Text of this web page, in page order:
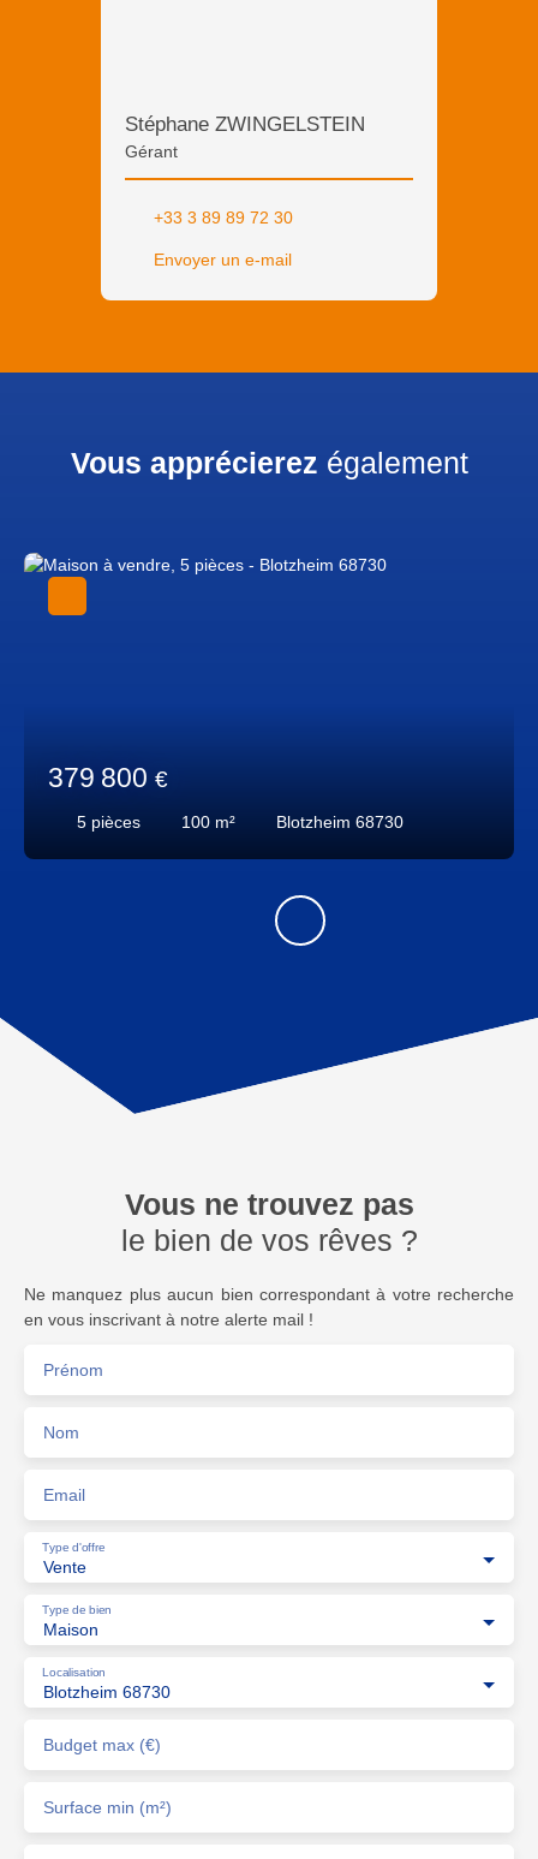
Stéphane ZWINGELSTEIN
Gérant
+33 3 89 89 72 30
Envoyer un e-mail
Vous apprécierez également
379 800 €
5 pièces 100 m² Blotzheim 68730
Vous ne trouvez pas
le bien de vos rêves ?
Ne manquez plus aucun bien correspondant à votre recherche
en vous inscrivant à notre alerte mail !
Prénom
Nom
Email
Vente
Type d'offre
Maison
Type de bien
Blotzheim 68730
Localisation
Budget max (€)
Surface min (m²)